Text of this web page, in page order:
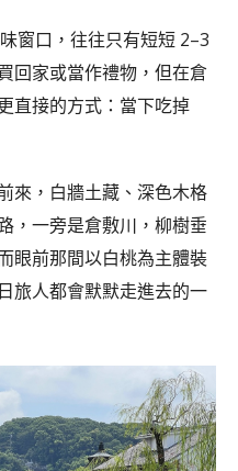
窗口，往往只有短短 2–3
回家或當作禮物，但在倉
直接的方式：當下吃掉
來，白牆土藏、深色木格
，一旁是倉敷川，柳樹垂
眼前那間以白桃為主體裝
旅人都會默默走進去的一